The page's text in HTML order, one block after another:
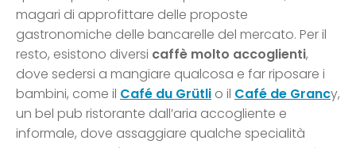
magari di approfittare delle proposte
gastronomiche delle bancarelle del mercato. Per il
resto, esistono diversi caffè molto accoglienti,
dove sedersi a mangiare qualcosa e far riposare i
bambini, come il Café du Grütli o il Café de Grancy,
un bel pub ristorante dall’aria accogliente e
informale, dove assaggiare qualche specialità